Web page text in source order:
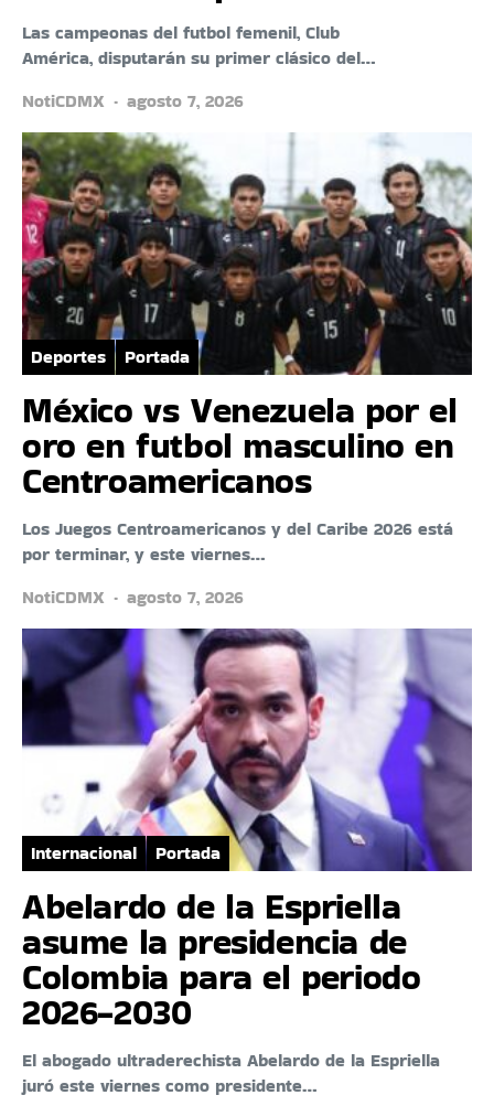
Las campeonas del futbol femenil, Club
América, disputarán su primer clásico del…
NotiCDMX
agosto 7, 2026
Deportes Portada
México vs Venezuela por el
oro en futbol masculino en
Centroamericanos
Los Juegos Centroamericanos y del Caribe 2026 está
por terminar, y este viernes…
NotiCDMX
agosto 7, 2026
Internacional Portada
Abelardo de la Espriella
asume la presidencia de
Colombia para el periodo
2026-2030
El abogado ultraderechista Abelardo de la Espriella
juró este viernes como presidente…